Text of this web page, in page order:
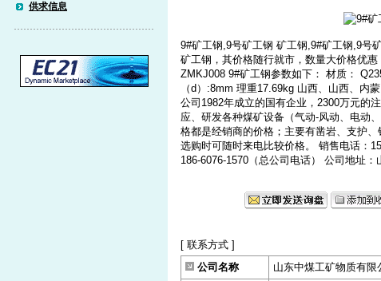
供求信息
9#矿工钢,9号矿工钢 矿工钢,9#矿工钢,9号
矿工钢，其价格随行就市，数量大价格优惠
ZMKJ008 9#矿工钢参数如下： 材质：
（d）:8mm 理重17.69kg 山西、山西、内
公司1982年成立的国有企业，2300万元的
应、研发各种煤矿设备（气动-风动、电动
格都是经销商的价格；主要有凿岩、支护
选购时可随时来电比较价格。 销售电话：
186-6076-1570（总公司电话） 公司地址
[ 联系方式 ]
公司名称
山东中煤工矿物质有限